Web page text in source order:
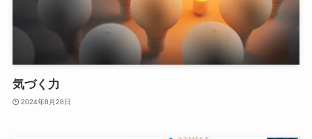
気づく力
2024年8月28日